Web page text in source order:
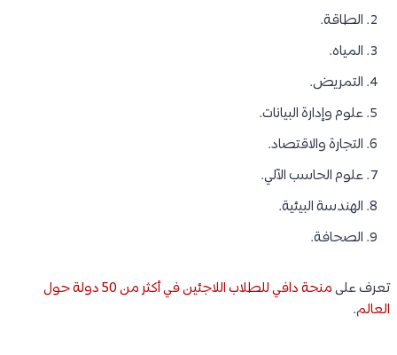
الطاقة.
المياه.
التمريض.
علوم وإدارة البيانات.
التجارة والاقتصاد.
علوم الحاسب الآلي.
الهندسة البيئية.
الصحافة.
تعرف على
منحة دافي للطلاب اللاجئين في أكثر من 50 دولة حول
العالم.